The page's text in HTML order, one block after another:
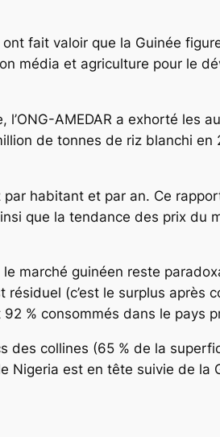
fait valoir que la Guinée
média et agriculture pour le
AMEDAR a exhorté les
de tonnes de riz blanchi en
par habitant et par an. Ce
que la tendance des prix du
marché guinéen reste
(c’est le surplus après
% consommés dans le pays
des collines (65 % de la
est en tête suivie de la